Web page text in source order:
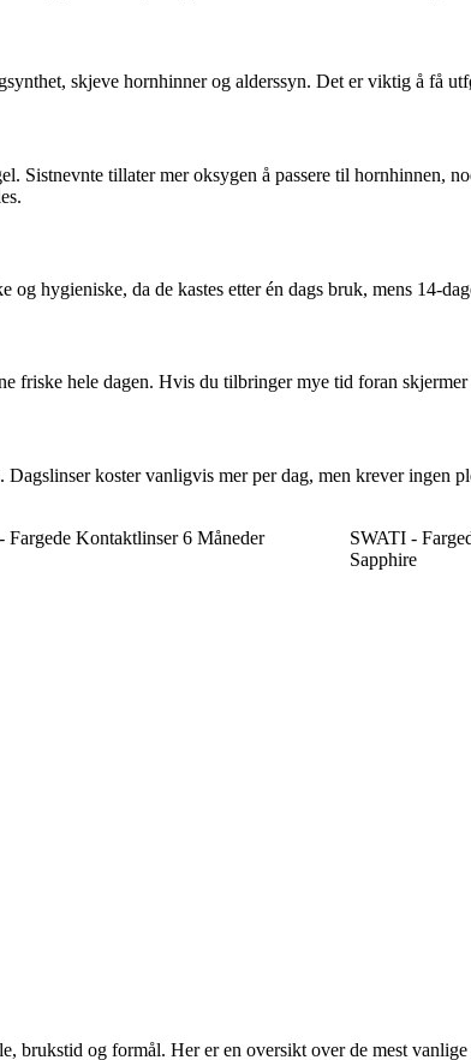
skjeve hornhinner og alderssyn. Det er viktig å få
Sistnevnte tillater mer oksygen å passere til hornhinnen,
hygieniske, da de kastes etter én dags bruk, mens 14-
friske hele dagen. Hvis du tilbringer mye tid foran
koster vanligvis mer per dag, men krever ingen
Fargede Kontaktlinser 6 Måneder
SWATI -
Sapphire
brukstid og formål. Her er en oversikt over de mest vanlige